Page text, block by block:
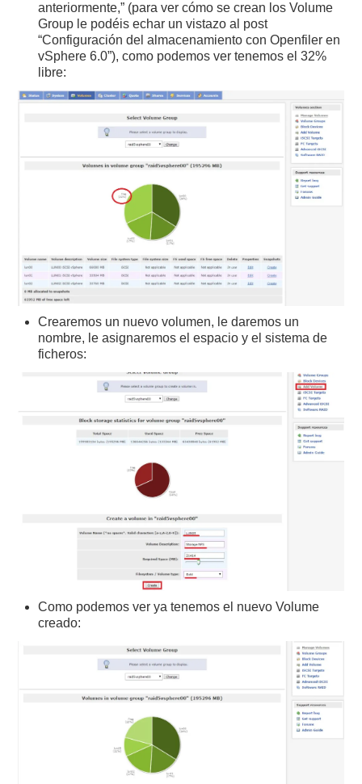
anteriormente,” (para ver cómo se crean los Volume
Group le podéis echar un vistazo al post
“Configuración del almacenamiento con Openfiler en
vSphere 6.0”), como podemos ver tenemos el 32%
libre:
Crearemos un nuevo volumen, le daremos un
nombre, le asignaremos el espacio y el sistema de
ficheros:
Como podemos ver ya tenemos el nuevo Volume
creado: